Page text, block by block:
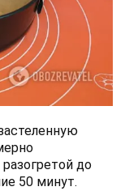
до
50 минут.